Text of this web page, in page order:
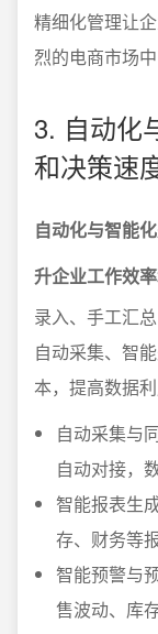
精细化管理让
烈的电商市场中
3. 自动化
和决策速
自动化与智能
升企业工作效率
录入、手工汇
自动采集、智
本，提高数据利
自动采集与
自动对接，
智能报表生
存、财务等
智能预警与
售波动、库